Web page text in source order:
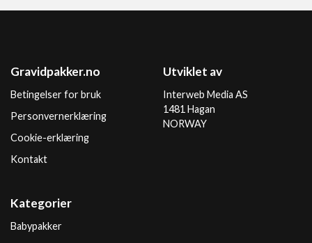
Gravidpakker.no
Betingelser for bruk
Personvernerklæring
Cookie-erklæring
Kontakt
Utviklet av
Interweb Media AS
1481 Hagan
NORWAY
Kategorier
Babypakker